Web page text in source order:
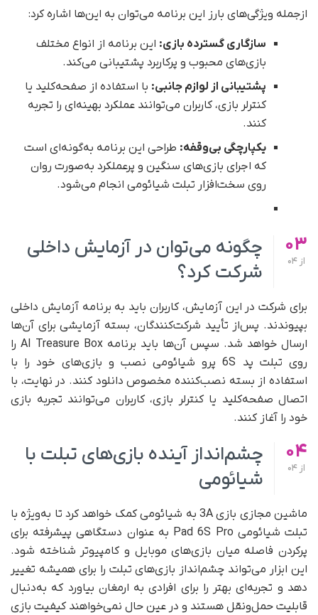
ازجمله ویژگی‌های بارز این برنامه می‌توان به این‌ها اشاره کرد:
سازگاری گسترده بازی: این برنامه از انواع مختلف
بازی‌های محبوب و پرکاربرد پشتیبانی می‌کند.
پشتیبانی از لوازم جانبی: با استفاده از صفحه‌کلید یا
کنترلر بازی، کاربران می‌توانند عملکرد بهینه‌ای را تجربه
کنند.
یکپارچگی بی‌وقفه: طراحی این برنامه به‌گونه‌ای است
که اجرای بازی‌های سنگین و پر‌عملکرد به‌صورت روان
روی سخت‌افزار تبلت شیائومی انجام می‌شود.
03
از 04
چگونه می‌توان در آزمایش داخلی
شرکت کرد؟
برای شرکت در این آزمایش، کاربران باید به برنامه آزمایش داخلی
بپیوندند. پس‌از تأیید شرکت‌کنندگان، بسته آزمایشی برای آن‌ها
ارسال خواهد شد. سپس آن‌ها باید برنامه AI Treasure Box را
روی تبلت پد 6S پرو شیائومی نصب و بازی‌های خود را با
استفاده از بسته نصب‌کننده مخصوص دانلود کنند. در نهایت، با
اتصال صفحه‌کلید یا کنترلر بازی، کاربران می‌توانند تجربه بازی
خود را آغاز کنند.
04
از
چشم‌انداز آینده بازی‌های تبلت با
شیائومی
ماشین مجازی بازی 3A به شیائومی کمک خواهد کرد تا به‌ویژه با
تبلت شیائومی Pad 6S Pro به عنوان دستگاهی پیشرفته برای
پر‌کردن فاصله میان بازی‌های موبایل و کامپیوتر شناخته شود.
این ابزار می‌تواند چشم‌انداز بازی‌های تبلت را برای همیشه تغییر
دهد و تجربه‌ای بهتر را برای افرادی به ارمغان بیاورد که به‌دنبال
قابلیت حمل‌ونقل هستند و در عین حال نمی‌خواهند کیفیت بازی